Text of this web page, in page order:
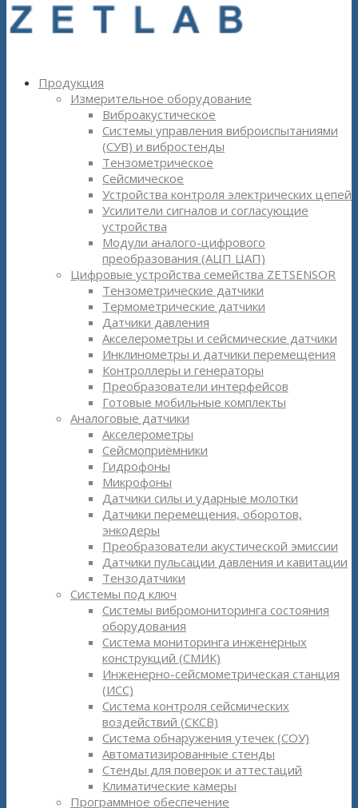
Продукция
Измерительное оборудование
Виброакустическое
Системы управления виброиспытаниями
(СУВ) и вибростенды
Тензометрическое
Сейсмическое
Устройства контроля электрических цепей
Усилители сигналов и согласующие
устройства
Модули аналого-цифрового
преобразования (АЦП ЦАП)
Цифровые устройства семейства ZETSENSOR
Тензометрические датчики
Термометрические датчики
Датчики давления
Акселерометры и сейсмические датчики
Инклинометры и датчики перемещения
Контроллеры и генераторы
Преобразователи интерфейсов
Готовые мобильные комплекты
Аналоговые датчики
Акселерометры
Сейсмоприёмники
Гидрофоны
Микрофоны
Датчики силы и ударные молотки
Датчики перемещения, оборотов,
энкодеры
Преобразователи акустической эмиссии
Датчики пульсации давления и кавитации
Тензодатчики
Системы под ключ
Системы вибромониторинга состояния
оборудования
Система мониторинга инженерных
конструкций (СМИК)
Инженерно-сейсмометрическая станция
(ИСС)
Система контроля сейсмических
воздействий (СКСВ)
Система обнаружения утечек (СОУ)
Автоматизированные стенды
Стенды для поверок и аттестаций
Климатические камеры
Программное обеспечение